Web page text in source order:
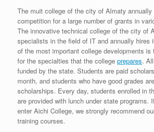
The muit college of the city of Almaty annually
competition for a large number of grants in
The innovative technical college of the city of
specialists in the field of IT and annually hires
of the most important college developments is
for the specialties that the college prepares.
funded by the state. Students are paid
month, and students who have good grades
scholarships. Every day, students enrolled in
are provided with lunch under state programs.
enter Aichi College, we strongly recommend
training courses.